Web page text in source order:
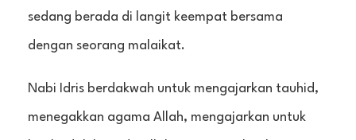
sedang berada di langit keempat bersama
dengan seorang malaikat.
Nabi Idris berdakwah untuk mengajarkan tauhid,
menegakkan agama Allah, mengajarkan untuk